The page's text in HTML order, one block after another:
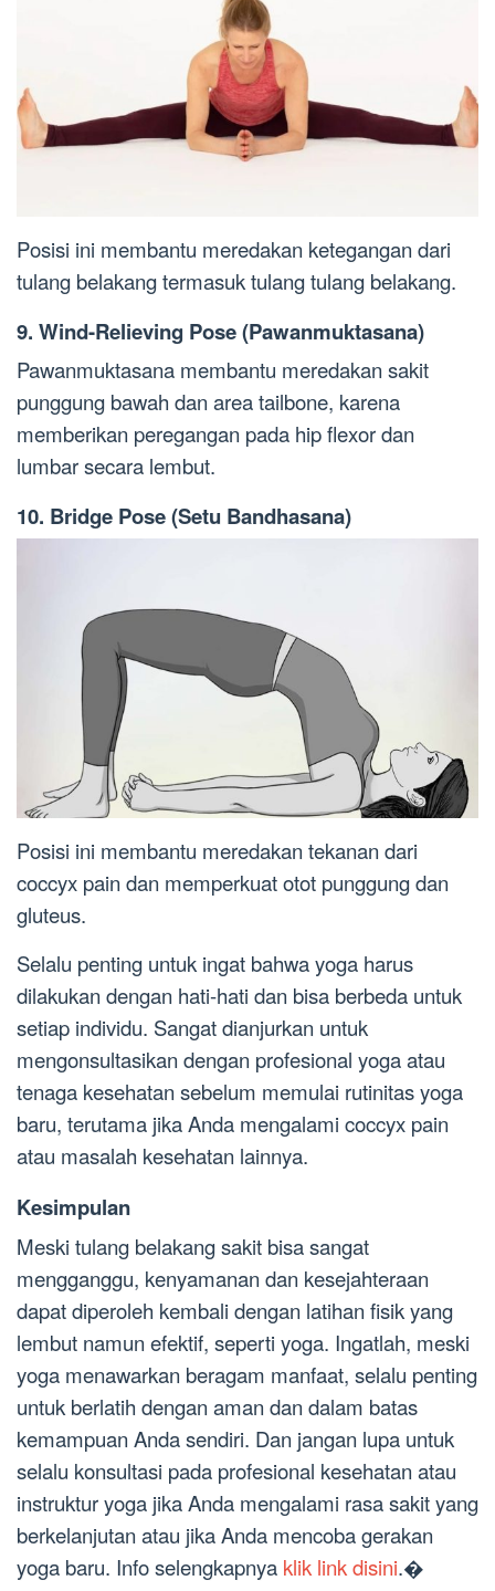
Posisi ini membantu meredakan ketegangan dari
tulang belakang termasuk tulang tulang belakang.
9. Wind-Relieving Pose (Pawanmuktasana)
Pawanmuktasana membantu meredakan sakit
punggung bawah dan area tailbone, karena
memberikan peregangan pada hip flexor dan
lumbar secara lembut.
10. Bridge Pose (Setu Bandhasana)
Posisi ini membantu meredakan tekanan dari
coccyx pain dan memperkuat otot punggung dan
gluteus.
Selalu penting untuk ingat bahwa yoga harus
dilakukan dengan hati-hati dan bisa berbeda untuk
setiap individu. Sangat dianjurkan untuk
mengonsultasikan dengan profesional yoga atau
tenaga kesehatan sebelum memulai rutinitas yoga
baru, terutama jika Anda mengalami coccyx pain
atau masalah kesehatan lainnya.
Kesimpulan
Meski tulang belakang sakit bisa sangat
mengganggu, kenyamanan dan kesejahteraan
dapat diperoleh kembali dengan latihan fisik yang
lembut namun efektif, seperti yoga. Ingatlah, meski
yoga menawarkan beragam manfaat, selalu penting
untuk berlatih dengan aman dan dalam batas
kemampuan Anda sendiri. Dan jangan lupa untuk
selalu konsultasi pada profesional kesehatan atau
instruktur yoga jika Anda mengalami rasa sakit yang
berkelanjutan atau jika Anda mencoba gerakan
yoga baru. Info selengkapnya klik link disini.�